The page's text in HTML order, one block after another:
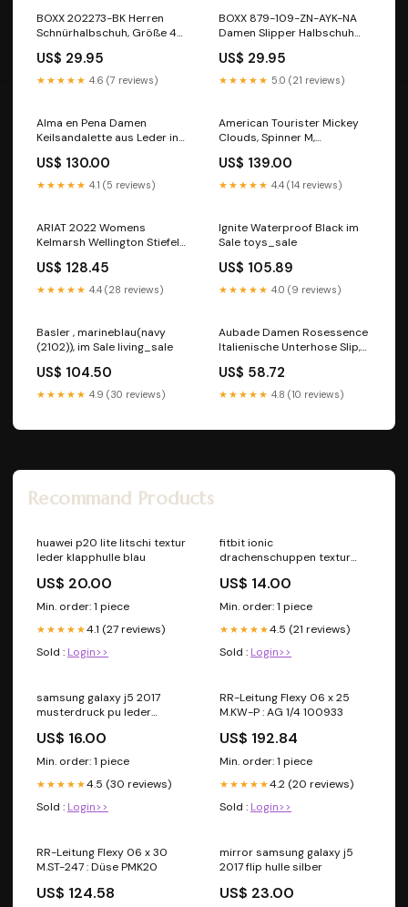
BOXX 202273-BK Herren
Schnürhalbschuh, Größe 46
US$ 29.95
★★★★★ 4.6 (7 reviews)
BOXX 879-109-ZN-AYK-NA
Damen Slipper Halbschuh
US$ 29.95
★★★★★ 5.0 (21 reviews)
Alma en Pena Damen
Keilsandalette aus Leder in
Mamoroptik, Absatz mit
Bast. beige im Sale
fashion_kinder_sale
US$ 130.00
★★★★★ 4.1 (5 reviews)
American Tourister Mickey
Clouds, Spinner M,
63/70 L, Schwarz (Mickey
True Black) im Sale
fashion_damen_sale
US$ 139.00
★★★★★ 4.4 (14 reviews)
ARIAT 2022 Womens
Kelmarsh Wellington Stiefel
UK Size - UK 6 im Sale
fashion_dirndl
US$ 128.45
★★★★★ 4.4 (28 reviews)
Ignite Waterproof Black im
Sale toys_sale
US$ 105.89
★★★★★ 4.0 (9 reviews)
Basler , marineblau(navy
(2102)), im Sale living_sale
US$ 104.50
★★★★★ 4.9 (30 reviews)
Aubade Damen Rosessence
Italienische Unterhose Slip,
fashion
US$ 58.72
★★★★★ 4.8 (10 reviews)
Recommand Products
huawei p20 lite litschi textur
leder klapphulle blau
US$ 20.00
Min. order: 1 piece
★★★★★4.1 (27 reviews)
Sold : Login>>
fitbit ionic
drachenschuppen textur
lUS$ 14.00
Min. order: 1 piece
★★★★★4.5 (21 reviews)
Sold : Login>>
samsung galaxy j5 2017
musterdruck pu leder
US$ 16.00
Min. order: 1 piece
★★★★★4.5 (30 reviews)
Sold : Login>>
RR-Leitung Flexy 06 x 25
M.KW-P : AG 1/4 100933
US$ 192.84
Min. order: 1 piece
★★★★★4.2 (20 reviews)
Sold : Login>>
RR-Leitung Flexy 06 x 30
M.ST-247 : Düse PMK20
US$ 124.58
mirror samsung galaxy j5
2017 flip hulle silber
US$ 23.00